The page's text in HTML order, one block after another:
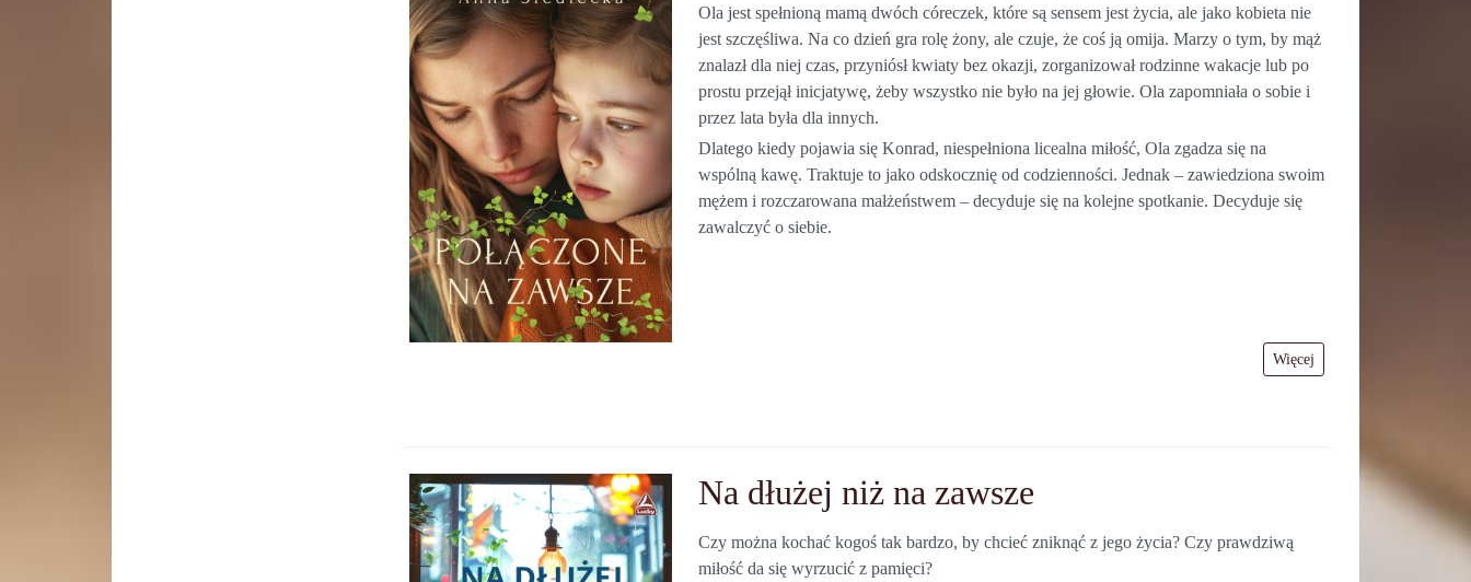
Ola jest spełnioną mamą dwóch córeczek, które są sensem jest życia, ale jako kobieta nie
jest szczęśliwa. Na co dzień gra rolę żony, ale czuje, że coś ją omija. Marzy o tym, by mąż
znalazł dla niej czas, przyniósł kwiaty bez okazji, zorganizował rodzinne wakacje lub po
prostu przejął inicjatywę, żeby wszystko nie było na jej głowie. Ola zapomniała o sobie i
przez lata była dla innych.
Dlatego kiedy pojawia się Konrad, niespełniona licealna miłość, Ola zgadza się na
wspólną kawę. Traktuje to jako odskocznię od codzienności. Jednak – zawiedziona swoim
mężem i rozczarowana małżeństwem – decyduje się na kolejne spotkanie. Decyduje się
zawalczyć o siebie.
Więcej
Na dłużej niż na zawsze
Czy można kochać kogoś tak bardzo, by chcieć zniknąć z jego życia? Czy prawdziwą
miłość da się wyrzucić z pamięci?